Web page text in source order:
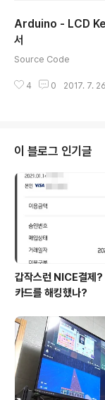
Arduino - LCD
서
Source Code
4 0 2017. 7.
이 블로그 인기글
갑작스런 NICE결제?
카드를 해킹했나?